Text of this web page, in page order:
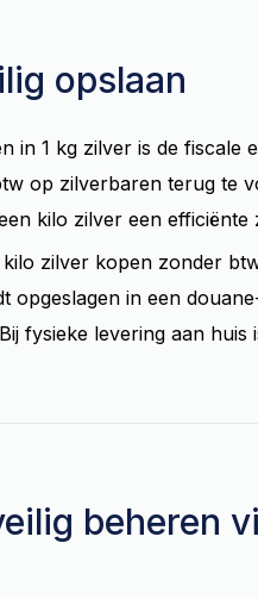
opslaan
in 1 kg zilver is de fiscale
op zilverbaren terug te
kilo zilver een efficiënte
zilver kopen zonder
opgeslagen in een
fysieke levering aan huis
beheren